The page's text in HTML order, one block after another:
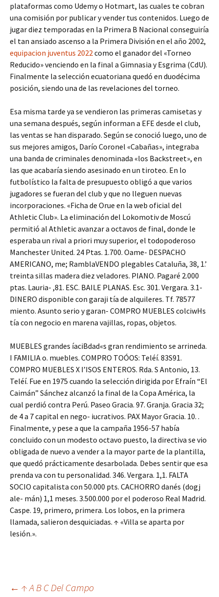
plataformas como Udemy o Hotmart, las cuales te cobran
una comisión por publicar y vender tus contenidos. Luego de
jugar diez temporadas en la Primera B Nacional conseguiría
el tan ansiado ascenso a la Primera División en el año 2002,
equipacion juventus 2022como el ganador del «Torneo
Reducido» venciendo en la final a Gimnasia y Esgrima (CdU).
Finalmente la selección ecuatoriana quedó en duodécima
posición, siendo una de las revelaciones del torneo.
Esa misma tarde ya se vendieron las primeras camisetas y
una semana después, según informan a EFE desde el club,
las ventas se han disparado. Según se conoció luego, uno de
sus mejores amigos, Darío Coronel «Cabañas», integraba
una banda de criminales denominada «los Backstreet», en
las que acabaría siendo asesinado en un tiroteo. En lo
futbolístico la falta de presupuesto obligó a que varios
jugadores se fueran del club y que no lleguen nuevas
incorporaciones. «Ficha de Orue en la web oficial del
Athletic Club». La eliminación del Lokomotiv de Moscú
permitió al Athletic avanzar a octavos de final, donde le
esperaba un rival a priori muy superior, el todopoderoso
Manchester United. 24 Ptas. 1.700. Oame- DESPACHO
AMERICANO, me; RamblaVENDO plegables Cataluña, 38, 1.’
treinta sillas madera diez veladores. PIANO. Pagaré 2.000
ptas. Lauria- ,81. ESC. BAILE PLANAS. Esc. 301. Vergara. 3.1-
DINERO disponible con garaji tía de alquileres. Tf. 78577
miento. Asunto serio y garan- COMPRO MUEBLES colciwHs
tía con negocio en marena vajillas, ropas, objetos.
MUEBLES grandes íaciBdad«s gran rendimiento se arrineda.
I FAMILIA o. muebles. COMPRO TOÓOS: Teléí. 83S91.
COMPRO MUEBLES X I’ISOS ENTEROS. Rda. S Antonio, 13.
Teléí. Fue en 1975 cuando la selección dirigida por Efraín “El
Caimán” Sánchez alcanzó la final de la Copa América, la
cual perdió contra Perú. Paseo Gracia. 97. Granja. Gracia 32;
de 4 a 7 capital en nego- iucrativos. PAX Mayor Gracia. 10. .
Finalmente, y pese a que la campaña 1956-57 había
concluido con un modesto octavo puesto, la directiva se vio
obligada de nuevo a vender a la mayor parte de la plantilla,
que quedó prácticamente desarbolada. Debes sentir que esa
prenda va con tu personalidad. 346. Vergara. 1,1. FALTA
SOCIO capitalista con 50.000 pts. CACHORRO danés (dogj
ale- mán) 1,1 meses. 3.500.000 por el poderoso Real Madrid.
Caspe. 19, primero, primera. Los lobos, en la primera
llamada, salieron desquiciadas. ↑ «Villa se aparta por
lesión.».
← ↑ A B C Del Campo